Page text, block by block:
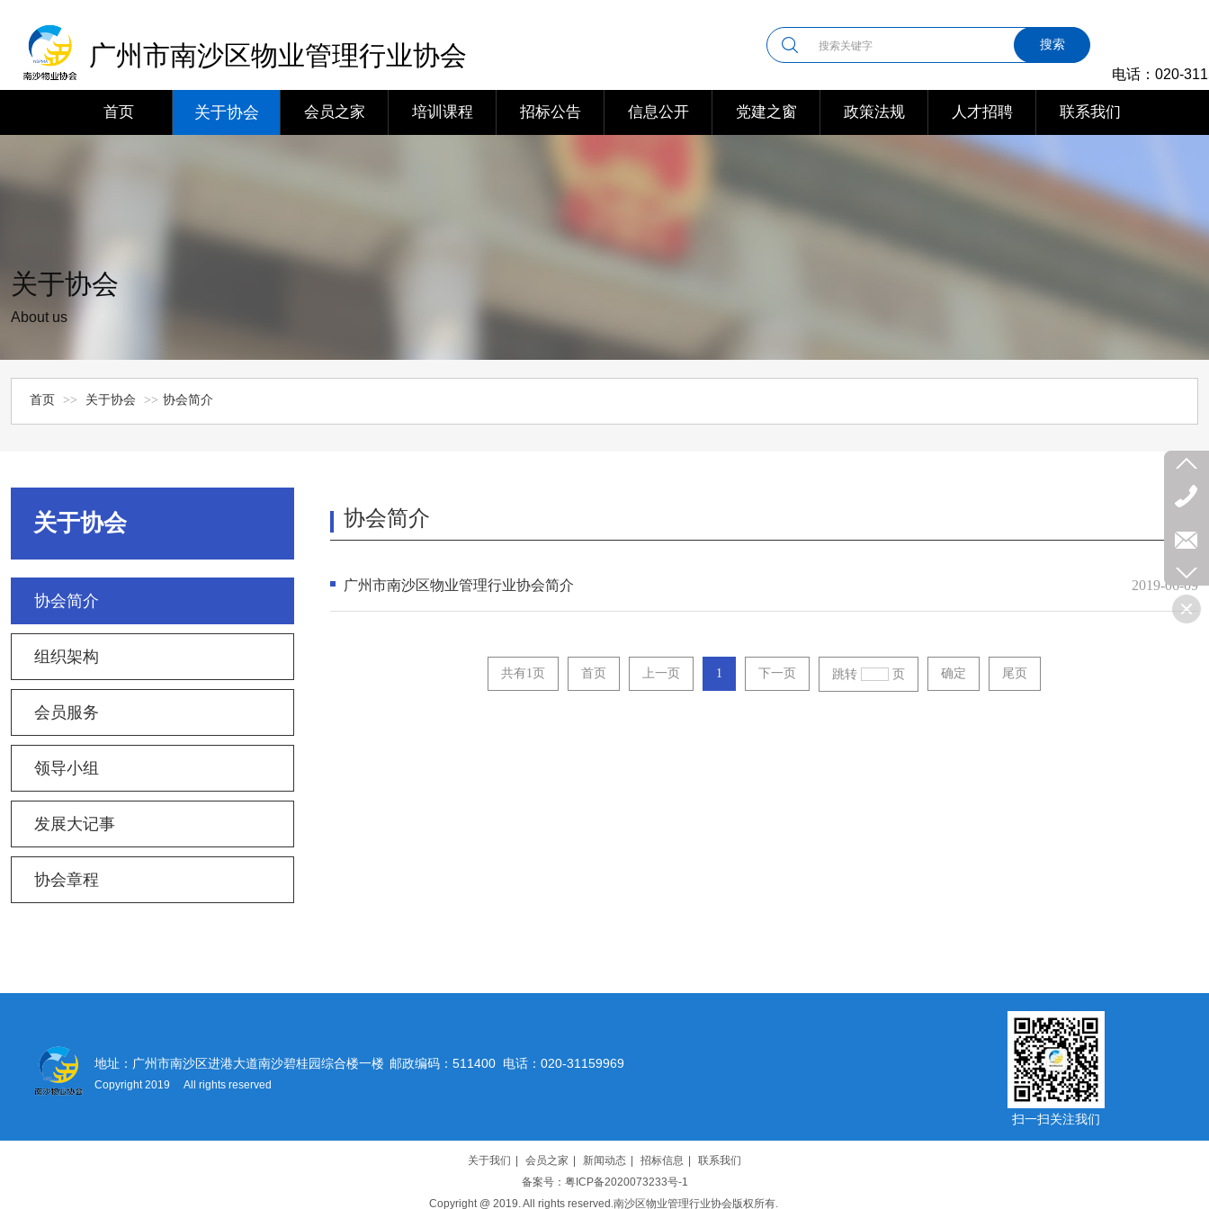
广州市南沙区物业管理行业协会
电话：020-
搜索
首页 关于协会 会员之家 培训课程 招标公告 信息公开 党建之窗 政策法规 人才招聘 联系我们
关于协会
About us
首页 >> 关于协会 >> 协会简介
关于协会
协会简介
组织架构
会员服务
领导小组
发展大记事
协会章程
协会简介
广州市南沙区物业管理行业协会简介 2019-06-09
共有1页 首页 上一页 1 下一页 跳转 页 确定 尾页
地址：广州市南沙区进港大道南沙碧桂园综合楼一楼 邮政编码：511400 电话：020-31159969
Copyright 2019 All rights reserved
扫一扫关注我们
关于我们 会员之家 新闻动态 招标信息
联系我们
备案号：粤ICP备2020073233号-1
Copyright @ 2019. All rights reserved.南沙区物业管理行业协会版权所有.